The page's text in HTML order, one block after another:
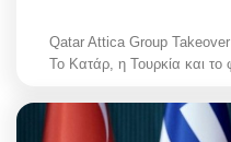
Sport
Qatar Attica Group Takeover
Το Κατάρ, η Τουρκία και το